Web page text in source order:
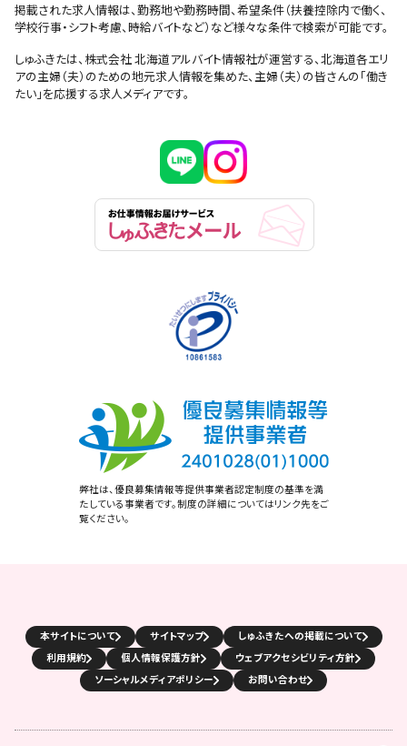
掲載された求人情報は、勤務地や勤務時間、希望条件（扶養控除内で働く、
学校行事・シフト考慮、時給バイトなど）など様々な条件で検索が可能です。
しゅふきたは、株式会社 北海道アルバイト情報社が運営する、北海道各エリ
アの主婦（夫）のための地元求人情報を集めた、主婦（夫）の皆さんの「働き
たい」を応援する求人メディアです。
弊社は、優良募集情報等提供事業者認定制度の基準を満
たしている事業者です。制度の詳細についてはリンク先をご
覧ください。
本サイトについて サイトマップ
しゅふきたへの掲載について
利用規約
個人情報保護方針
ウェブアクセシビリティ方針
ソーシャルメディアポリシー
お問い合わせ